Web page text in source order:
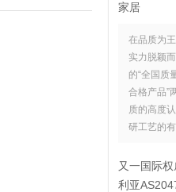
家居
在品质为
实力脱颖
的“全国质
合格产品”
质的高度
研工艺的有
又一国际
利亚